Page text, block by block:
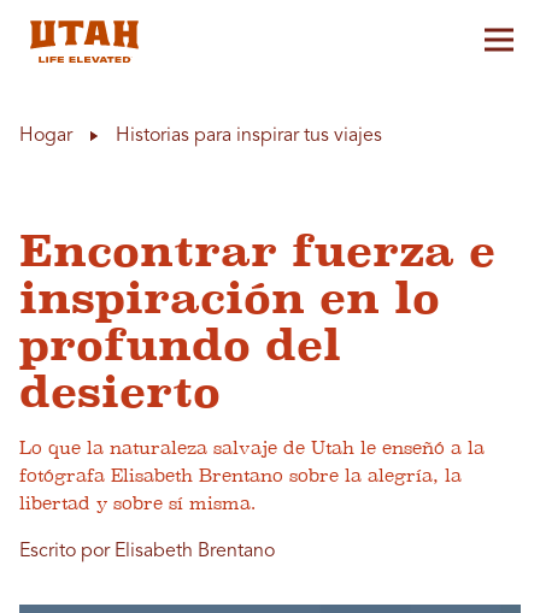
Hogar Historias para inspirar tus viajes
Encontrar fuerza e
inspiración en lo
profundo del
desierto
Lo que la naturaleza salvaje de Utah le enseñó a la
fotógrafa Elisabeth Brentano sobre la alegría, la
libertad y sobre sí misma.
Escrito por Elisabeth Brentano